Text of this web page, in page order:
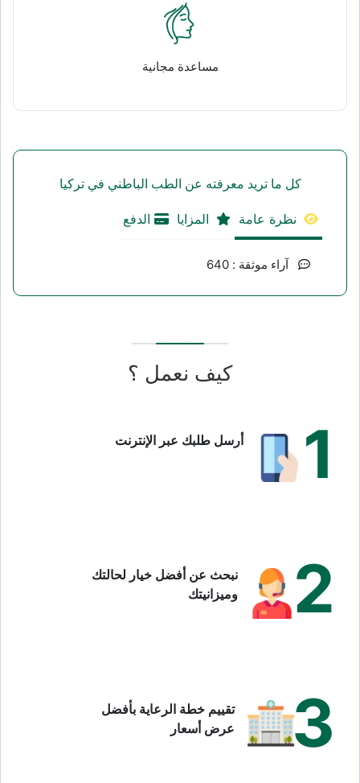
مساعدة مجانية
كل ما تريد معرفته عن الطب الباطني في تركيا
نظرة عامة المزايا الدفع
آراء موثقة : 640
كيف نعمل ؟
1 أرسل طلبك عبر الإنترنت
2
نبحث عن أفضل خيار لحالتك
وميزانيتك
3
تقييم خطة الرعاية بأفضل
عرض أسعار